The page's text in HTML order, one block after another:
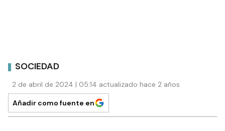
SOCIEDAD
2 de abril de 2024 | 05:14 actualizado hace 2 años
Añadir como fuente en